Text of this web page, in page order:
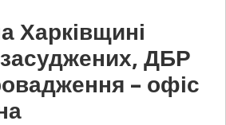
Харківщині
ДБР
– офіс